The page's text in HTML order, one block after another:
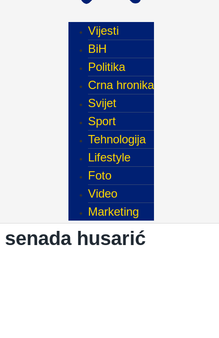
Vijesti
BiH
Politika
Crna hronika
Svijet
Sport
Tehnologija
Lifestyle
Foto
Video
Marketing
senada husarić